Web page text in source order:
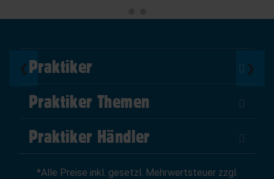
❮ ❯
Praktiker
Über Uns
Impressum
AGB
Widerrufsrecht
Praktiker Themen
DIY Helden
Marktplatz
Praktiker Händler
*Alle Preise inkl. gesetzl. Mehrwertsteuer zzgl.